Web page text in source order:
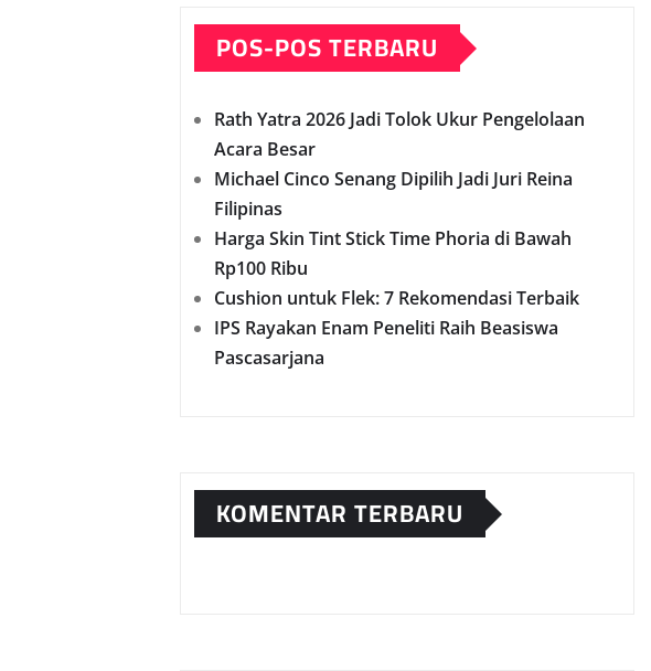
POS-POS TERBARU
Rath Yatra 2026 Jadi Tolok Ukur Pengelolaan
Acara Besar
Michael Cinco Senang Dipilih Jadi Juri Reina
Filipinas
Harga Skin Tint Stick Time Phoria di Bawah
Rp100 Ribu
Cushion untuk Flek: 7 Rekomendasi Terbaik
IPS Rayakan Enam Peneliti Raih Beasiswa
Pascasarjana
KOMENTAR TERBARU